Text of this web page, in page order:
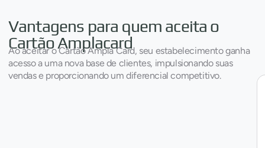
Vantagens para quem aceita o
Cartão Amplacard
Ao aceitar o Cartão Ampla Card, seu estabelecimento ganha
acesso a uma nova base de clientes, impulsionando suas
vendas e proporcionando um diferencial competitivo.